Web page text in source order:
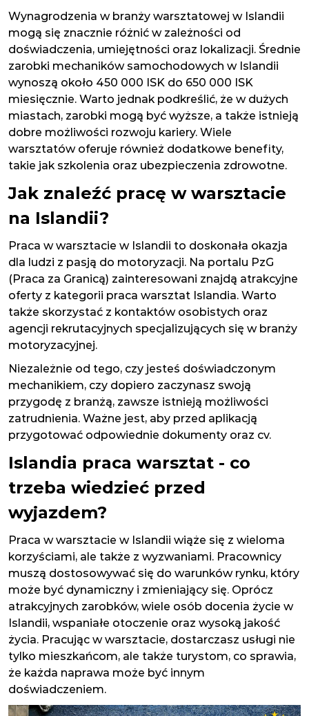
Wynagrodzenia w branży warsztatowej w Islandii
mogą się znacznie różnić w zależności od
doświadczenia, umiejętności oraz lokalizacji. Średnie
zarobki mechaników samochodowych w Islandii
wynoszą około 450 000 ISK do 650 000 ISK
miesięcznie. Warto jednak podkreślić, że w dużych
miastach, zarobki mogą być wyższe, a także istnieją
dobre możliwości rozwoju kariery. Wiele
warsztatów oferuje również dodatkowe benefity,
takie jak szkolenia oraz ubezpieczenia zdrowotne.
Jak znaleźć pracę w warsztacie
na Islandii?
Praca w warsztacie w Islandii to doskonała okazja
dla ludzi z pasją do motoryzacji. Na portalu PzG
(Praca za Granicą) zainteresowani znajdą atrakcyjne
oferty z kategorii praca warsztat Islandia. Warto
także skorzystać z kontaktów osobistych oraz
agencji rekrutacyjnych specjalizujących się w branży
motoryzacyjnej.
Niezależnie od tego, czy jesteś doświadczonym
mechanikiem, czy dopiero zaczynasz swoją
przygodę z branżą, zawsze istnieją możliwości
zatrudnienia. Ważne jest, aby przed aplikacją
przygotować odpowiednie dokumenty oraz cv.
Islandia praca warsztat - co
trzeba wiedzieć przed
wyjazdem?
Praca w warsztacie w Islandii wiąże się z wieloma
korzyściami, ale także z wyzwaniami. Pracownicy
muszą dostosowywać się do warunków rynku, który
może być dynamiczny i zmieniający się. Oprócz
atrakcyjnych zarobków, wiele osób docenia życie w
Islandii, wspaniałe otoczenie oraz wysoką jakość
życia. Pracując w warsztacie, dostarczasz usługi nie
tylko mieszkańcom, ale także turystom, co sprawia,
że każda naprawa może być innym
doświadczeniem.